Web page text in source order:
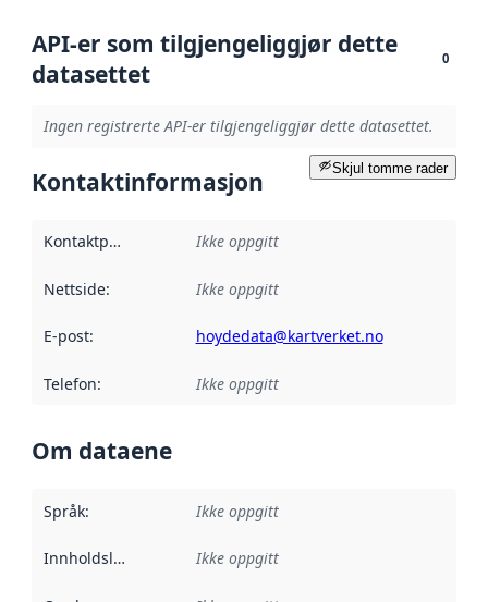
API-er som tilgjengeliggjør dette
datasettet
0
Ingen registrerte API-er tilgjengeliggjør dette datasettet.
Skjul tomme rader
Kontaktinformasjon
Kontaktpunkt Ikke oppgitt
Nettside: Ikke oppgitt
E-post: hoydedata@kartverket.no
Telefon: Ikke oppgitt
Om dataene
Språk: Ikke oppgitt
Innholdsleverandører :
Ikke oppgitt